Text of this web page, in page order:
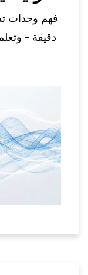
دقيقة -